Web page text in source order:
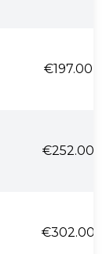
€197.00
€252.00
€302.00